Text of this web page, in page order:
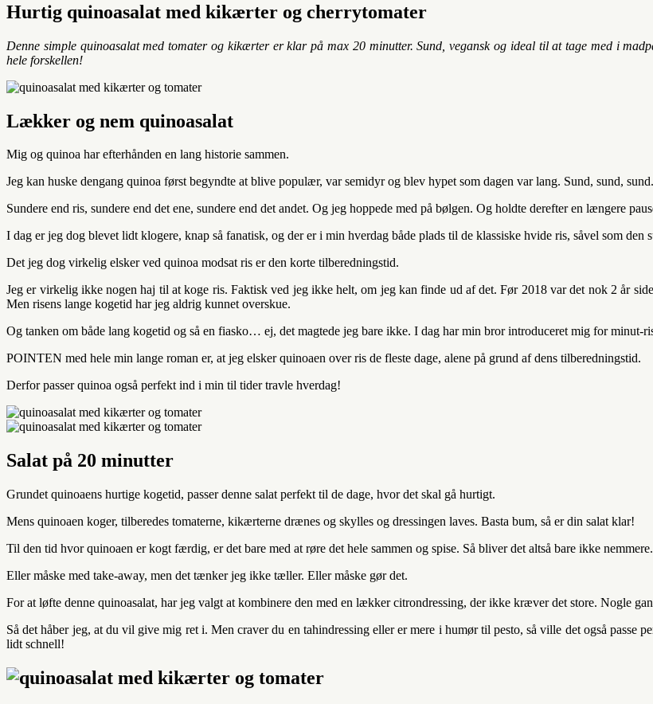
Hurtig quinoasalat med kikærter og cherrytomater
Denne simple quinoasalat med tomater og kikærter er klar på max 20 minutter. Sund, vegansk og ideal til at tage med i
hele forskellen!
Lækker og nem quinoasalat
Mig og quinoa har efterhånden en lang historie sammen.
Jeg kan huske dengang quinoa først begyndte at blive populær, var semidyr og blev hypet som dagen var lang. Sund, sund, sund.
Sundere end ris, sundere end det ene, sundere end det andet. Og jeg hoppede med på bølgen. Og holdte derefter en længere
I dag er jeg dog blevet lidt klogere, knap så fanatisk, og der er i min hverdag både plads til de klassiske hvide ris, såvel som den
Det jeg dog virkelig elsker ved quinoa modsat ris er den korte tilberedningstid.
Jeg er virkelig ikke nogen haj til at koge ris. Faktisk ved jeg ikke helt, om jeg kan finde ud af det. Før 2018 var det nok 2 år
Men risens lange kogetid har jeg aldrig kunnet overskue.
Og tanken om både lang kogetid og så en fiasko… ej, det magtede jeg bare ikke. I dag har min bror introduceret mig for minut-
POINTEN med hele min lange roman er, at jeg elsker quinoaen over ris de fleste dage, alene på grund af dens tilberedningstid.
Derfor passer quinoa også perfekt ind i min til tider travle hverdag!
Salat på 20 minutter
Grundet quinoaens hurtige kogetid, passer denne salat perfekt til de dage, hvor det skal gå hurtigt.
Mens quinoaen koger, tilberedes tomaterne, kikærterne drænes og skylles og dressingen laves. Basta bum, så er din salat klar!
Til den tid hvor quinoaen er kogt færdig, er det bare med at røre det hele sammen og spise. Så bliver det altså bare ikke nemmere.
Eller måske med take-away, men det tænker jeg ikke tæller. Eller måske gør det.
For at løfte denne quinoasalat, har jeg valgt at kombinere den med en lækker citrondressing, der ikke kræver det store. Nogle
Så det håber jeg, at du vil give mig ret i. Men craver du en tahindressing eller er mere i humør til pesto, så ville det også passe
lidt schnell!